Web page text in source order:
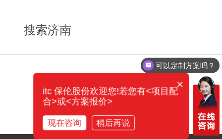
搜索济南
可以定制方案吗？
×
itc 保伦股份欢迎您!若您有<项目配
合>或<方案报价>
现在咨询 稍后再说